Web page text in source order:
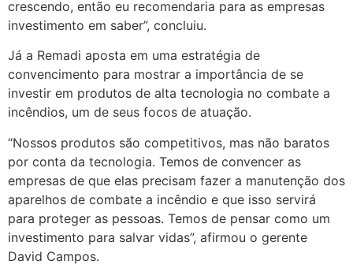
crescendo, então eu recomendaria para as empresas
investimento em saber”, concluiu.
Já a Remadi aposta em uma estratégia de
convencimento para mostrar a importância de se
investir em produtos de alta tecnologia no combate a
incêndios, um de seus focos de atuação.
“Nossos produtos são competitivos, mas não baratos
por conta da tecnologia. Temos de convencer as
empresas de que elas precisam fazer a manutenção dos
aparelhos de combate a incêndio e que isso servirá
para proteger as pessoas. Temos de pensar como um
investimento para salvar vidas”, afirmou o gerente
David Campos.